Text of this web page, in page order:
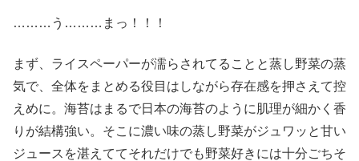
………う………まっ！！！
まず、ライスペーパーが濡らされてることと蒸し野菜の蒸
気で、全体をまとめる役目はしながら存在感を押さえて控
えめに。海苔はまるで日本の海苔のように肌理が細かく香
りが結構強い。そこに濃い味の蒸し野菜がジュワッと甘い
ジュースを湛えててそれだけでも野菜好きには十分ごちそ